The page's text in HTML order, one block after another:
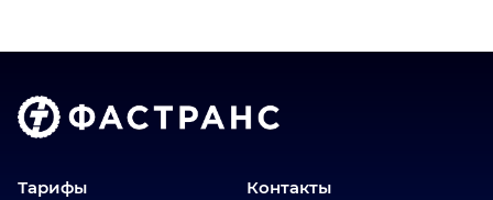
Волгоград
Донецк
Еманжелинск
Тарифы Контакты